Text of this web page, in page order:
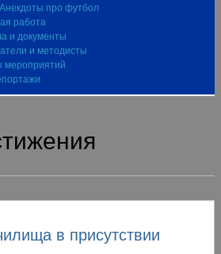
Анекдоты про футбол
работа
и документы
и методисты
мероприятий
в присутствии